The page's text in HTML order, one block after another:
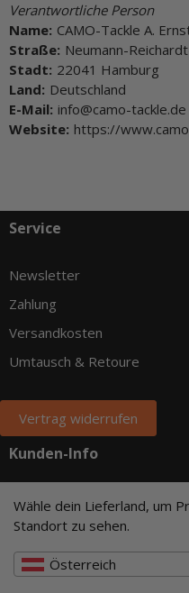
Wähle dein Lieferland, um
Standort zu sehen.
Österreich
Verantwortliche Person
Name: CAMO-Tackle A.
Straße: Neumann-
Stadt: 22041 Hamburg
Land: Deutschland
E-Mail: info@camo-tackle.de
Website: https://
Service
Newsletter
Zahlung
Versandkosten
Umtausch & Retoure
Vertrag widerrufen
Kunden-Info
Über uns
AGB
Widerrufsbelehrung